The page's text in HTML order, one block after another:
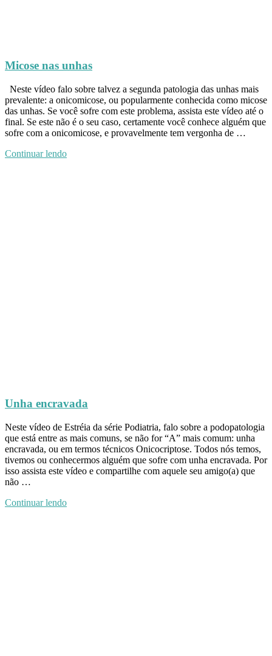
Micose nas unhas
Neste vídeo falo sobre talvez a segunda patologia das unhas mais
prevalente: a onicomicose, ou popularmente conhecida como micose
das unhas. Se você sofre com este problema, assista este vídeo até o
final. Se este não é o seu caso, certamente você conhece alguém que
sofre com a onicomicose, e provavelmente tem vergonha de …
Continuar lendo
Unha encravada
Neste vídeo de Estréia da série Podiatria, falo sobre a podopatologia
que está entre as mais comuns, se não for “A” mais comum: unha
encravada, ou em termos técnicos Onicocriptose. Todos nós temos,
tivemos ou conhecermos alguém que sofre com unha encravada. Por
isso assista este vídeo e compartilhe com aquele seu amigo(a) que
não …
Continuar lendo